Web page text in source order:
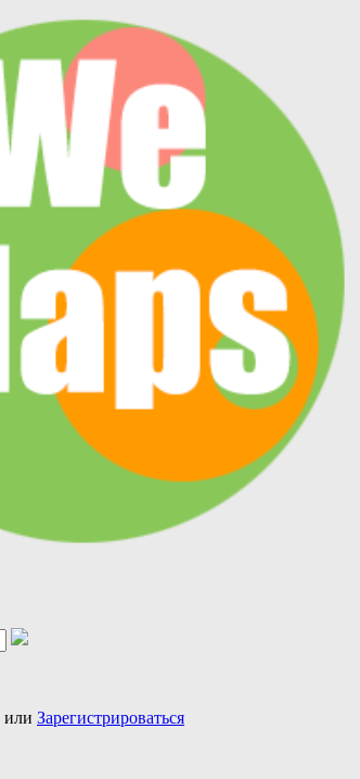
или Зарегистрироваться